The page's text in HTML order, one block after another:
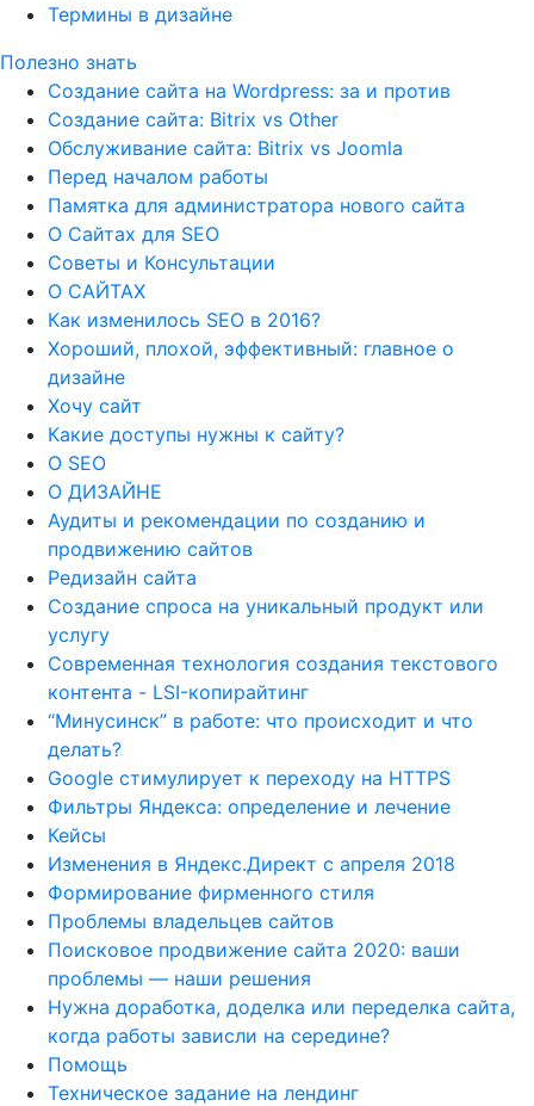
Термины в дизайне
Полезно знать
Создание сайта на Wordpress: за и против
Создание сайта: Bitrix vs Other
Обслуживание сайта: Bitrix vs Joomla
Перед началом работы
Памятка для администратора нового сайта
О Сайтах для SEO
Советы и Консультации
О САЙТАХ
Как изменилось SEO в 2016?
Хороший, плохой, эффективный: главное о
дизайне
Хочу сайт
Какие доступы нужны к сайту?
О SEO
О ДИЗАЙНЕ
Аудиты и рекомендации по созданию и
продвижению сайтов
Редизайн сайта
Создание спроса на уникальный продукт или
услугу
Современная технология создания текстового
контента - LSI-копирайтинг
“Минусинск” в работе: что происходит и что
делать?
Google стимулирует к переходу на HTTPS
Фильтры Яндекса: определение и лечение
Кейсы
Изменения в Яндекс.Директ с апреля 2018
Формирование фирменного стиля
Проблемы владельцев сайтов
Поисковое продвижение сайта 2020: ваши
проблемы — наши решения
Нужна доработка, доделка или переделка сайта,
когда работы зависли на середине?
Помощь
Техническое задание на лендинг